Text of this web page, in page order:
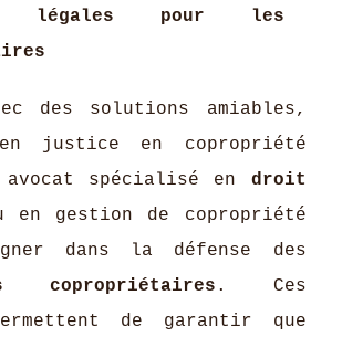
légales pour les
des solutions amiables,
justice en copropriété
avocat spécialisé en droit
en gestion de copropriété
dans la défense des
. Ces
de garantir que